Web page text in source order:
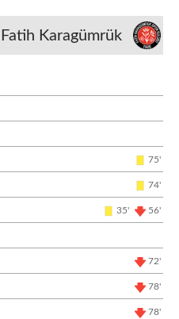
Fatih Karagümrük
75'
74'
35' 56'
72'
78'
78'